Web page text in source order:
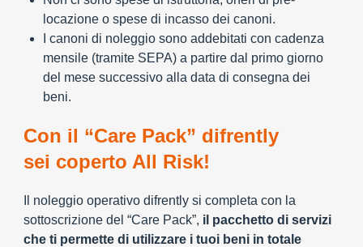
locazione o spese di incasso dei canoni.
I canoni di noleggio sono addebitati con cadenza
mensile (tramite SEPA) a partire dal primo giorno
del mese successivo alla data di consegna dei
beni.
Con il “Care Pack” difrently
sei coperto All Risk!
Il noleggio operativo difrently si completa con la
sottoscrizione del “Care Pack”, il pacchetto di servizi
che ti permette di utilizzare i tuoi beni in totale